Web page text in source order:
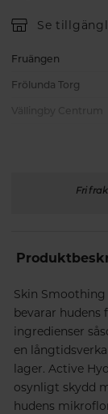
Se
Fruängen
Frölunda Torg
Fri
Skin
bevarar hudens
ingredienser
en
lager. Active
osynligt skydd
hudens